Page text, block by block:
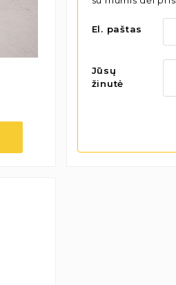
El. paštas
Jūsų
žinutė